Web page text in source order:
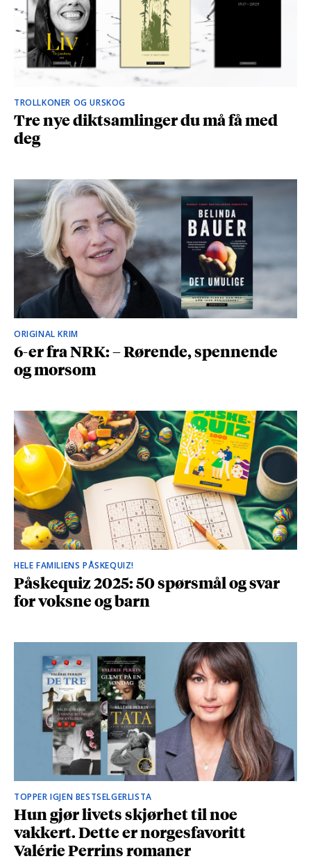
TROLLKONER OG URSKOG
Tre nye diktsamlinger du må få med
deg
ORIGINAL KRIM
6-er fra NRK: – Rørende, spennende
og morsom
HELE FAMILIENS PÅSKEQUIZ!
Påskequiz 2025: 50 spørsmål og svar
for voksne og barn
TOPPER IGJEN BESTSELGERLISTA
Hun gjør livets skjørhet til noe
vakkert. Dette er norgesfavoritt
Valérie Perrins romaner